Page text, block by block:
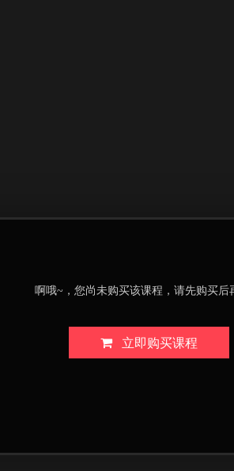
啊哦~，您尚未购买该课程，请先购买后
立即购买课程